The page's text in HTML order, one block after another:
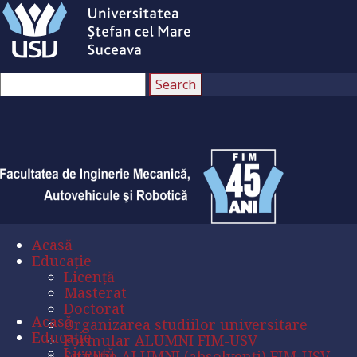
Acasă
Educație
Licență
Masterat
Doctorat
Organizarea studiilor universitare
Formular ALUMNI FIM-USV
Acasă
Educație
Licență